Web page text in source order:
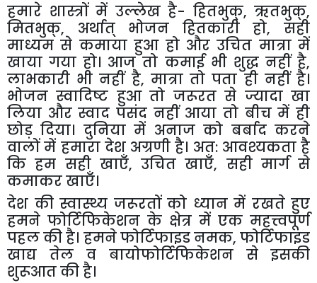
हमारे शास्त्रों में उल्लेख है- हितभुक्, ऋतभुक्,
मितभुक्, अर्थात् भोजन हितकारी हो,सही
माध्यम से कमाया हुआ हो और उचित मात्रा में
खाया गया हो। आज तो कमाई भी शुद्ध नहीं है,
लाभकारी भी नहीं है, मात्रा तो पता ही नहीं है।
भोजन स्वादिष्ट हुआ तो जरूरत से ज्यादा खा
लिया और स्वाद पसंद नहीं आया तो बीच में ही
छोड़ दिया। दुनिया में अनाज को बर्बाद करने
वालों में हमारा देश अग्रणी है। अत: आवश्यकता है
कि हम सही खाएँ, उचित खाएँ, सही मार्ग से
कमाकर खाएँ।
देश की स्वास्थ्य जरूरतों को ध्यान में रखते हुए
हमने फोर्टिफिकेशन के क्षेत्र में एक महत्त्वपूर्ण
पहल की है। हमने फोर्टिफाइड नमक,फोर्टिफाइड
खाद्य तेल व बायोफोर्टिफिकेशन से इसकी
शुरूआत की है।